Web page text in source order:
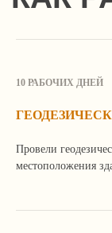
Продолжая просмотр
и настройки.
10 РАБОЧИХ ДНЕЙ
Провели
местоположения